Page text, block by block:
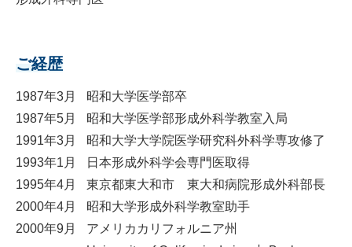
ご経歴
1987年3月
昭和大学医学部卒
1987年5月
昭和大学医学部形成外科学教室入局
1991年3月
昭和大学大学院医学研究科外科学専攻修了
1993年1月
日本形成外科学会専門医取得
1995年4月
東京都東大和市 東大和病院形成外科部長
2000年4月
昭和大学形成外科学教室助手
2000年9月
アメリカカリフォルニア州